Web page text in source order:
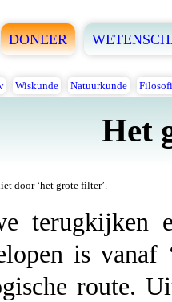
DONEER
Wiskunde Natuurkunde
Het
door ‘het grote filter’.
terugkijken
is
route.